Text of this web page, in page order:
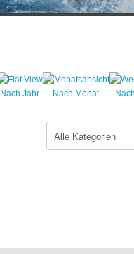
Nach Jahr Nach Monat